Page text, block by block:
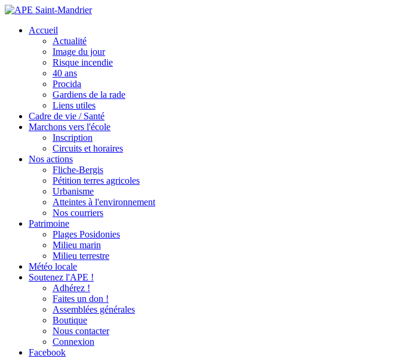
Accueil
Actualité
Image du jour
Risque incendie
40 ans
Procida
Gardiens de la rade
Liens utiles
Cadre de vie / Santé
Marchons vers l'école
Inscription
Circuits et horaires
Nos actions
Fliche-Bergis
Pétition terres agricoles
Urbanisme
Atteintes à l'environnement
Nos courriers
Patrimoine
Plages Posidonies
Milieu marin
Milieu terrestre
Météo locale
Soutenez l'APE !
Adhérez !
Faites un don !
Assemblées générales
Boutique
Nous contacter
Connexion
Facebook